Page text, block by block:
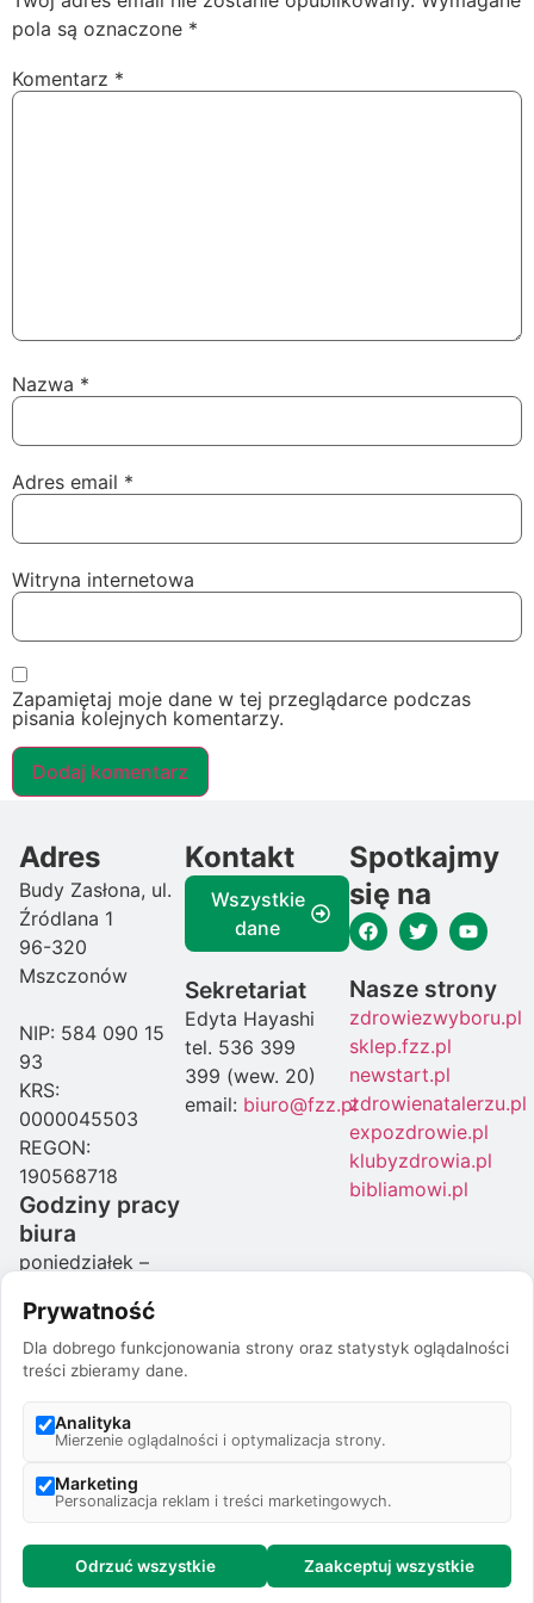
pola są oznaczone *
Komentarz *
Nazwa *
Adres email *
Witryna internetowa
Zapamiętaj moje dane w tej przeglądarce podczas
pisania kolejnych komentarzy.
Adres
Budy Zasłona, ul.
Źródlana 1
96-320
Mszczonów
NIP: 584 090 15
93
KRS:
0000045503
REGON:
190568718
Godziny pracy
biura
poniedziałek –
16:00
piątek: 07:00-
15:00
drukarni
piątek: 07:00-
Kontakt
Wszystkie
dane
Sekretariat
Edyta Hayashi
tel. 536 399
399 (wew. 20)
email: biuro@fzz.pl
Spotkajmy
się na
Nasze strony
zdrowiezwyboru.pl
sklep.fzz.pl
newstart.pl
zdrowienatalerzu.pl
expozdrowie.pl
klubyzdrowia.pl
bibliamowi.pl
© 1991-2026 To już35 lat! |
Prywatność
Stworzone z❤przezBiiird
Prywatność
Dla dobrego funkcjonowania strony oraz statystyk oglądalności
treści zbieramy dane.
Analityka
Mierzenie oglądalności i optymalizacja strony.
Marketing
Personalizacja reklam i treści marketingowych.
Odrzuć wszystkie Zaakceptuj wszystkie